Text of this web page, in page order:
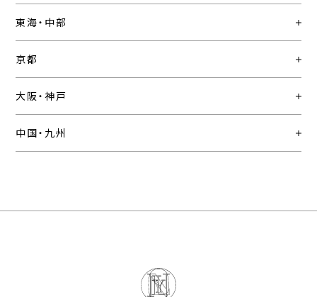
東海・中部
京都
大阪・神戸
中国・九州